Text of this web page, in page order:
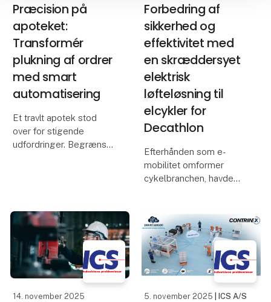
Præcision på
apoteket:
Transformér
plukning af ordrer
med smart
automatisering
Et travlt apotek stod
over for stigende
udfordringer. Begrænset
teamet. Manuel
opbevaring og plukning
af ordrer v
Forbedring af
sikkerhed og
effektivitet med
en skræddersyet
elektrisk
løfteløsning til
elcykler for
Decathlon
Efterhånden som e-
mobilitet omformer
cykelbranchen, havde
effektiv måde at
servicere stadig tungere
elcykler og ladcykler i
virksomhedens
værksteder verden ov
14. november 2025
5. november 2025 | ICS A/S